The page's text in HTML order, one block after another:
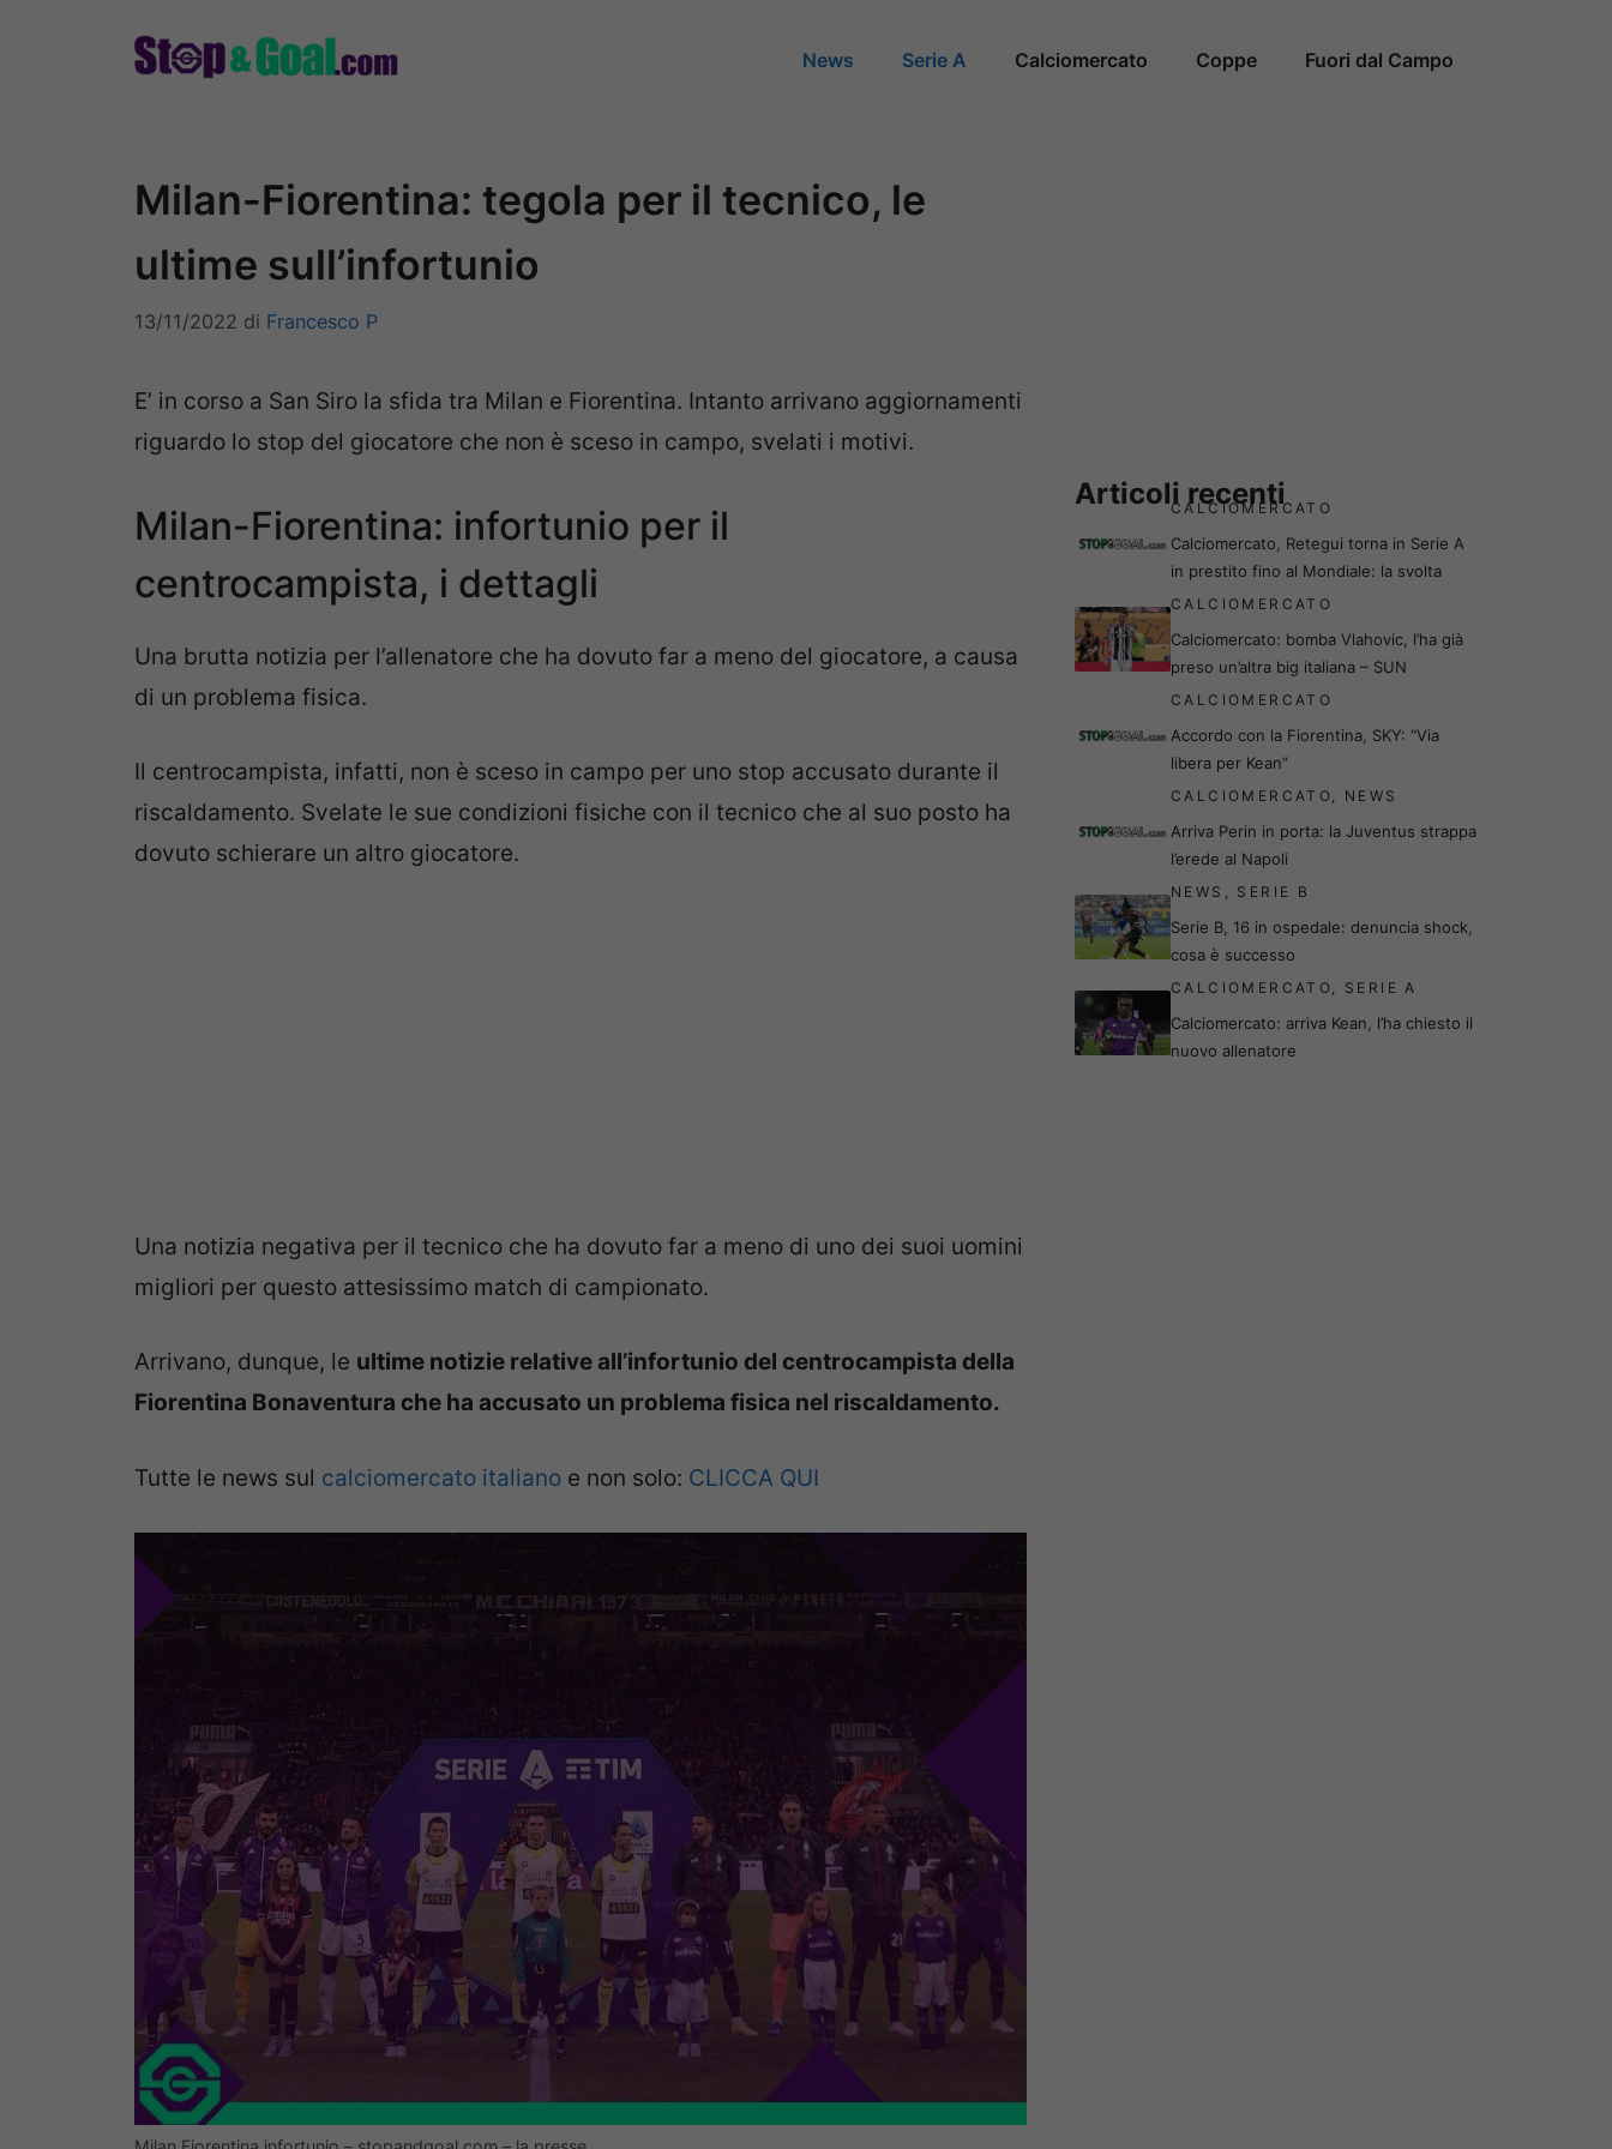
News Serie A Calciomercato Coppe Fuori dal Campo
Milan-Fiorentina: tegola per il tecnico, le
ultime sull’infortunio
13/11/2022 di Francesco P
E’ in corso a San Siro la sfida tra Milan e Fiorentina. Intanto arrivano aggiornamenti
riguardo lo stop del giocatore che non è sceso in campo, svelati i motivi.
Milan-Fiorentina: infortunio per il
centrocampista, i dettagli
Una brutta notizia per l’allenatore che ha dovuto far a meno del giocatore, a causa
di un problema fisica.
Il centrocampista, infatti, non è sceso in campo per uno stop accusato durante il
riscaldamento. Svelate le sue condizioni fisiche con il tecnico che al suo posto ha
dovuto schierare un altro giocatore.
Una notizia negativa per il tecnico che ha dovuto far a meno di uno dei suoi uomini
migliori per questo attesissimo match di campionato.
Arrivano, dunque, le ultime notizie relative all’infortunio del centrocampista della
Fiorentina Bonaventura che ha accusato un problema fisica nel riscaldamento.
Tutte le news sul calciomercato italiano e non solo: CLICCA QUI
Articoli recenti
CALCIOMERCATO
Calciomercato, Retegui torna in Serie A
in prestito fino al Mondiale: la svolta
CALCIOMERCATO
Calciomercato: bomba Vlahovic, l’ha già
preso un’altra big italiana – SUN
CALCIOMERCATO
Accordo con la Fiorentina, SKY: “Via
libera per Kean”
CALCIOMERCATO, NEWS
Arriva Perin in porta: la Juventus strappa
l’erede al Napoli
NEWS , SERIE B
Serie B, 16 in ospedale: denuncia shock,
cosa è successo
CALCIOMERCATO, SERIE A
Calciomercato: arriva Kean, l’ha chiesto il
nuovo allenatore